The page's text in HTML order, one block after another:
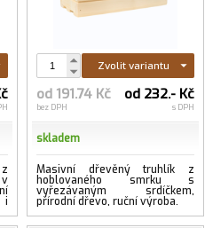
i
Zvolit variantu
od 191.74 Kč
bez DPH
od 232.- Kč
s DPH
skladem
Masivní dřevěný truhlík z
hoblovaného smrku s
vyřezávaným srdíčkem,
přírodní dřevo, ruční výroba.